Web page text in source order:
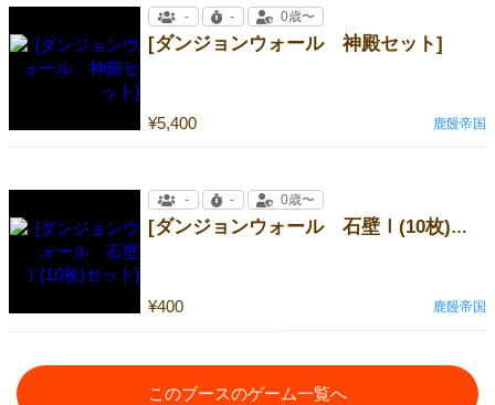
[ダンジョンウォール 神殿セット]
¥5,400
- - 0歳〜
鹿饅帝国
[ダンジョンウォール 石壁Ⅰ(10枚)セット]
¥400
- - 0歳〜
鹿饅帝国
このブースのゲーム一覧へ